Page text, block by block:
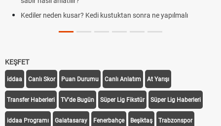
sonra ne yapılmalı
tarifi
KEŞFET
iddaa Canlı Skor Puan Durumu Canlı Anlatım At Yarışı
Transfer Haberleri TV'de Bugün Süper Lig Fikstür Süper Lig Haberleri
iddaa Programı Galatasaray Fenerbahçe Beşiktaş Trabzonspor